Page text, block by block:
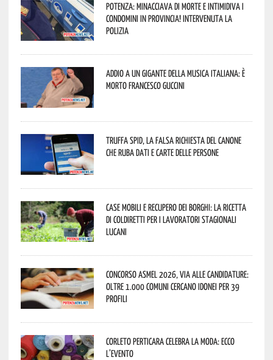
Potenza: minacciava di morte e intimidiva i
condomini in provincia! Intervenuta la
Polizia
Addio a un gigante della musica italiana: è
morto Francesco Guccini
Truffa Spid, la falsa richiesta del canone
che ruba dati e carte delle persone
Case mobili e recupero dei borghi: la ricetta
di Coldiretti per i lavoratori stagionali
lucani
Concorso Asmel 2026, via alle candidature:
oltre 1.000 Comuni cercano idonei per 39
profili
Corleto Perticara celebra la moda: ecco
l’evento